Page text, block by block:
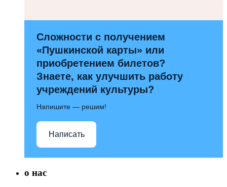
Сложности с получением
«Пушкинской карты» или
приобретением билетов?
Знаете, как улучшить работу
учреждений культуры?
Напишите — решим!
Написать
о нас